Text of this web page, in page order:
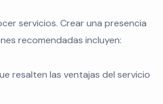
servicios. Crear una presencia
recomendadas incluyen:
resalten las ventajas del servicio